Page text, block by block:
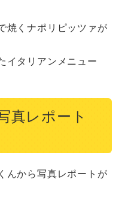
焼くナポリピッツァが
イタリアンメニュー
真レポート
んから写真レポートが